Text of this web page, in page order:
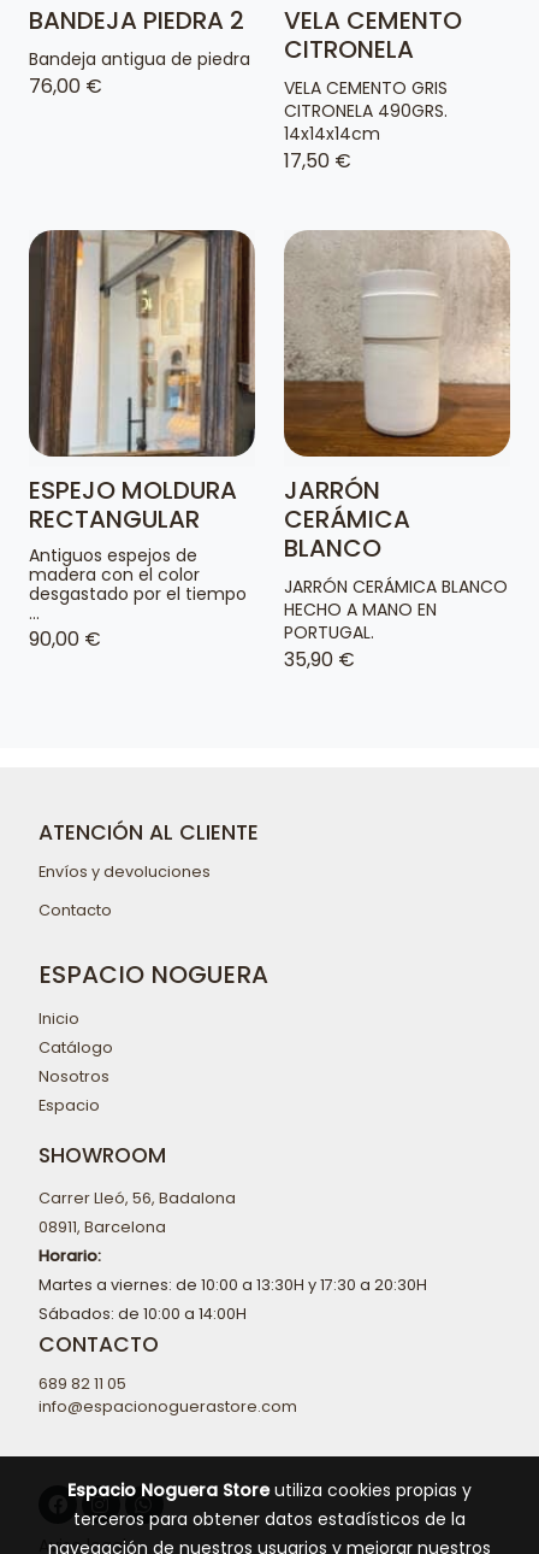
BANDEJA PIEDRA 2
Bandeja antigua de piedra
76,00 €
VELA CEMENTO
CITRONELA
VELA CEMENTO GRIS
CITRONELA 490GRS.
14x14x14cm
17,50 €
ESPEJO MOLDURA
RECTANGULAR
Antiguos espejos de
madera con el color
desgastado por el tiempo
...
90,00 €
JARRÓN
CERÁMICA
BLANCO
JARRÓN CERÁMICA BLANCO
HECHO A MANO EN
PORTUGAL.
35,90 €
ATENCIÓN AL CLIENTE
Envíos y devoluciones
Contacto
ESPACIO NOGUERA
Inicio
Catálogo
Nosotros
Espacio
SHOWROOM
Carrer Lleó, 56, Badalona
08911, Barcelona
Horario:
Martes a viernes: de 10:00 a 13:30H y 17:30 a 20:30H
Sábados: de 10:00 a 14:00H
CONTACTO
689 82 11 05
info@espacionoguerastore.com
Aviso legal
Espacio Noguera Storeutiliza cookies propias y
terceros para obtener datos estadísticos de la
navegación de nuestros usuarios y mejorar nuestros